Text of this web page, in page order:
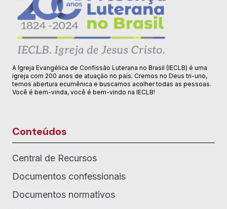
A Igreja Evangélica de Confissão Luterana no Brasil (IECLB) é uma
igreja com 200 anos de atuação no país. Cremos no Deus tri-uno,
temos abertura ecumênica e buscamos acolher todas as pessoas.
Você é bem-vinda, você é bem-vindo na IECLB!
Conteúdos
Central de Recursos
Documentos confessionais
Documentos normativos